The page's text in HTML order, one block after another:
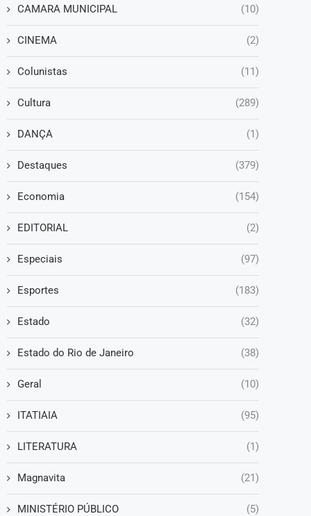
CAMARA MUNICIPAL (10)
CINEMA (2)
Colunistas (11)
Cultura (289)
DANÇA (1)
Destaques (379)
Economia (154)
EDITORIAL (2)
Especiais (97)
Esportes (183)
Estado (32)
Estado do Rio de Janeiro (38)
Geral (10)
ITATIAIA (95)
LITERATURA (1)
Magnavita (21)
MINISTÉRIO PÚBLICO (5)